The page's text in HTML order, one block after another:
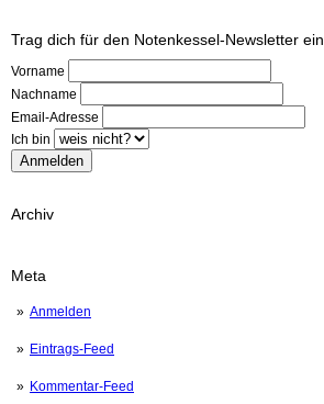
Trag dich für den Notenkessel-Newsletter ein
Vorname
Nachname
Email-Adresse
Ich bin
Archiv
Meta
Anmelden
Eintrags-Feed
Kommentar-Feed